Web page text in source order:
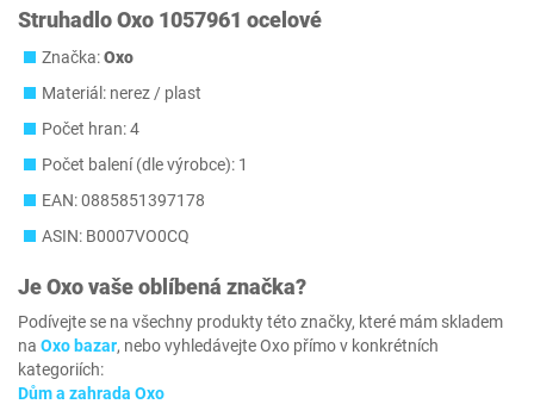
Struhadlo Oxo 1057961 ocelové
Značka:Oxo
Materiál: nerez / plast
Počet hran: 4
Počet balení (dle výrobce): 1
EAN: 0885851397178
ASIN: B0007VO0CQ
JeOxovaše oblíbená značka?
Podívejte se na všechny produkty této značky, které mám skladem
na Oxo bazar, nebo vyhledávejte Oxo přímo v konkrétních
kategoriích:
Dům a zahrada Oxo